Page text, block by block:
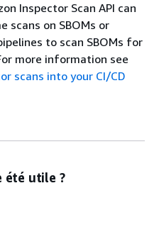
Inspector Scan API can
scans on SBOMs or
to scan SBOMs for
more information see
scans into your CI/CD
été utile ?